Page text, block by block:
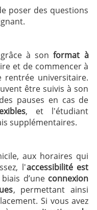
poser des questions
grâce à sonformat à
et de commencer à
rentrée universitaire.
être suivis à son
pauses en cas de
, et l'étudiant
supplémentaires.
aux horaires qui
l'accessibilité est
d’une connexion
, permettant ainsi
Si vous avez